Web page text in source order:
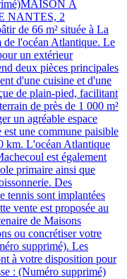
À
NANTES, 2
de 66 m² située à La
de l'océan Atlantique. Le
un extérieur
deux pièces principales
d'une cuisine et d'une
de plain-pied, facilitant
de près de 1 000 m²
un agréable espace
une commune paisible
km. L'océan Atlantique
est également
primaire ainsi que
Des
tennis sont implantées
vente est proposée au
de Maisons
ou concrétiser votre
supprimé). Les
à votre disposition pour
: (Numéro supprimé)